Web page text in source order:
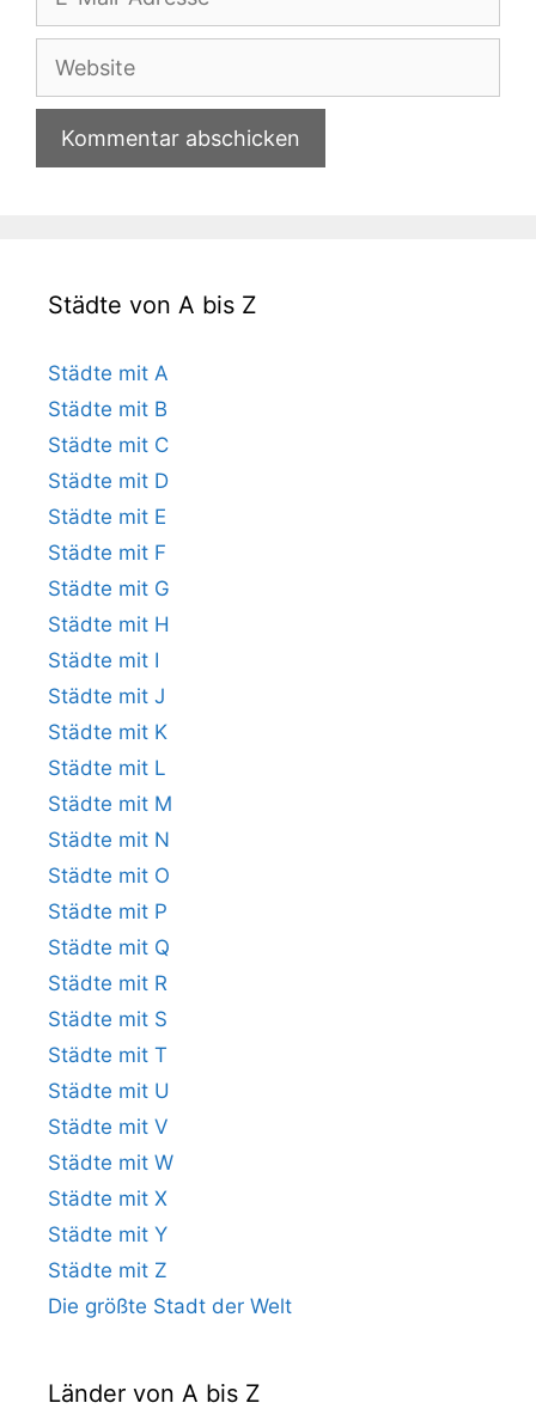
Adresse
Website
Städte von A bis Z
Städte mit A
Städte mit B
Städte mit C
Städte mit D
Städte mit E
Städte mit F
Städte mit G
Städte mit H
Städte mit I
Städte mit J
Städte mit K
Städte mit L
Städte mit M
Städte mit N
Städte mit O
Städte mit P
Städte mit Q
Städte mit R
Städte mit S
Städte mit T
Städte mit U
Städte mit V
Städte mit W
Städte mit X
Städte mit Y
Städte mit Z
Die größte Stadt der Welt
Länder von A bis Z